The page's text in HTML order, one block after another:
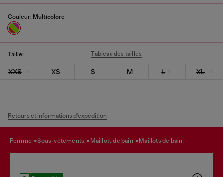
Couleur: Multicolore
Taille: Tableau des tailles
XXS XS S M L XL
Retours et informations d'expédition
femme sous-vêtements maillots de bain maillots de bain